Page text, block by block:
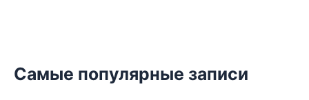
Самые популярные записи